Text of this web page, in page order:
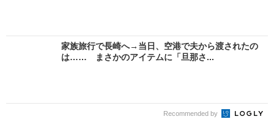
家族旅行で長崎へ→当日、空港で夫から渡されたの
は…… まさかのアイテムに「旦那さ...
Recommended by